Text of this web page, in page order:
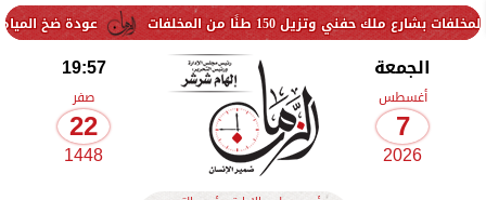
عودة ضخ المياه تدريجيًا 150 طنًا من المخلفات
الجمعة
أغسطس
7
2026
19:57
صفر
22
1448